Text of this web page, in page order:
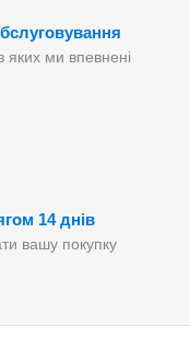
яких ми впевнені
14 днів
вашу покупку